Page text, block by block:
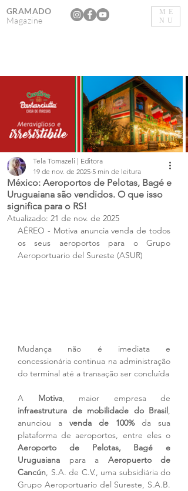
ME
NU
GRAMADO
Magazine
México: Aeroportos de Pelotas, Bagé e
Uruguaiana são vendidos. O que isso
significa para o RS!
Tela Tomazeli | Editora
19 de nov. de 2025 5 min de leitura
Atualizado: 21 de nov. de 2025
AÉREO - Motiva anuncia venda de todos
os seus aeroportos para o Grupo
Aeroportuario del Sureste (ASUR)
Mudança não é imediata e
concessionária continua na administração
do terminal até a transação ser concluída
A Motiva
infraestrutura de mobilidade do Brasil,
anunciou a venda de 100% da sua
Aeroporto de Pelotas, Bagé e
Uruguaiana para a Aeropuerto de
Cancún, S.A. de C.V., uma subsidiária do
Grupo Aeroportuario del Sureste, S.A.B.